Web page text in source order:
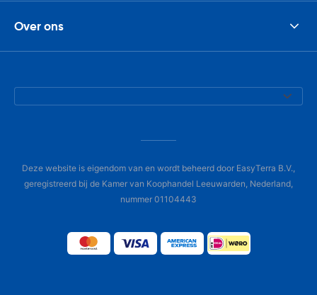
Over ons
Deze website is eigendom van en wordt beheerd door EasyTerra B.V.,
geregistreerd bij de Kamer van Koophandel Leeuwarden, Nederland,
nummer 01104443